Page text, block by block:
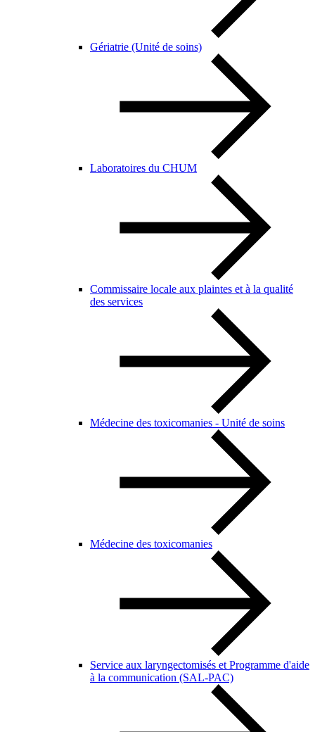
Gériatrie (Unité de soins)
Laboratoires du CHUM
Commissaire locale aux plaintes et à la qualité
des services
Médecine des toxicomanies - Unité de soins
Médecine des toxicomanies
Service aux laryngectomisés et Programme d'aide
à la communication (SAL-PAC)